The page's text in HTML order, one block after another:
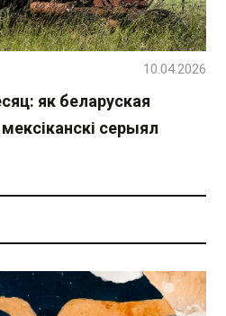
як беларуская
серыял
10.04.2026